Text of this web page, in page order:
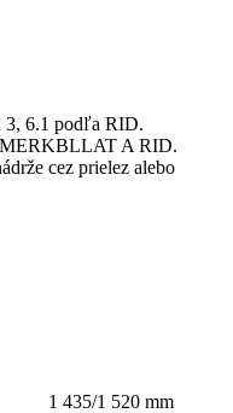
3, 6.1 podľa RID.
MERKBLLAT A RID.
cez prielez alebo
1 435/1 520 mm